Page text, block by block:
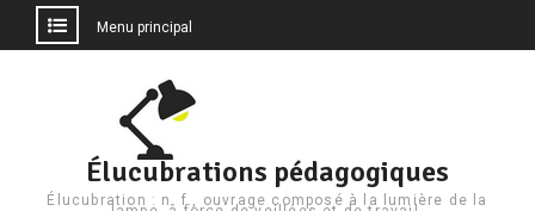
Menu principal
Élucubrations pédagogiques
Élucubration : n. f., ouvrage composé à la lumière de la